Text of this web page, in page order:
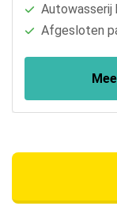
Autowasserij
Afgesloten